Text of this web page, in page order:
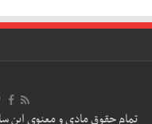
تمام حقوق مادی و معنوی این